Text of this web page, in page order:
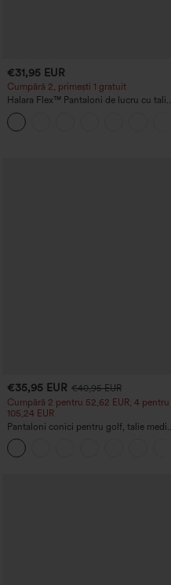
€31,95 EUR
Cumpără 2, primești 1 gratuit
Halara Flex™ Pantaloni de lucru cu talie
înaltă, buzunar pe partea din spate și
ușoară evazare
€35,95 EUR €40,95 EUR
Cumpără 2 pentru 52,62 EUR, 4 pentru
105,24 EUR
Pantaloni conici pentru golf, talie medie,
cu cordon, tiv curbat, din material cu
uscare rapidă, cu buzunare - UPF 40+